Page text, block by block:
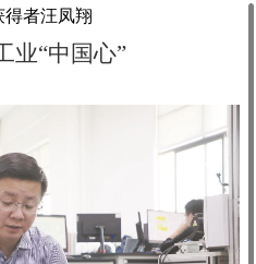
者汪凤翔
业“中国心”